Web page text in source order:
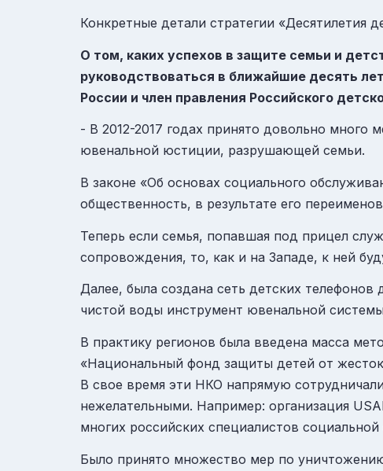
Конкретные детали стратегии «Десятилетия
О том, каких успехов в защите семьи и
руководствоваться в ближайшие десять
России и член правления Российского
- В 2012-2017 годах принято довольно
ювенальной юстиции, разрушающей семьи.
В законе «Об основах социального
общественность, в результате его
Теперь если семья, попавшая под прицел
сопровождения, то, как и на Западе, к ней
Далее, была создана сеть детских
чистой воды инструмент ювенальной
В практику регионов была введена масса
«Национальный фонд защиты детей от
В свое время эти НКО напрямую
нежелательными. Например: организация
многих российских специалистов
Было принято множество мер по